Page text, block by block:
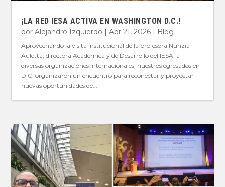
¡LA RED IESA ACTIVA EN WASHINGTON D.C.!
porAlejandro Izquierdo |Abr 21, 2026 | Blog
Aprovechando la visita institucional de la profesora Nunzia
Auletta, directora Académica y de Desarrollo del IESA, a
diversas organizaciones internacionales, nuestros egresados en
D.C. organizaron un encuentro para reconectar y proyectar
nuevas oportunidades de...